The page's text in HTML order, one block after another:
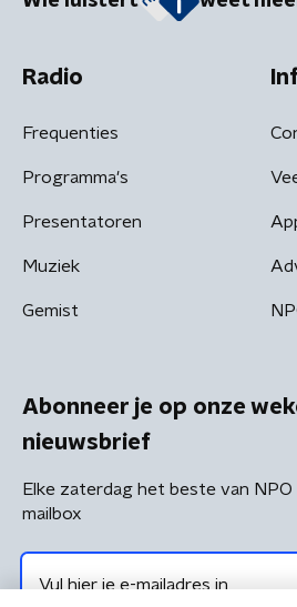
Radio
Frequenties
Programma's
Presentatoren
Muziek
Gemist
Abonneer je op onze
nieuwsbrief
Elke zaterdag het beste van NPO
mailbox